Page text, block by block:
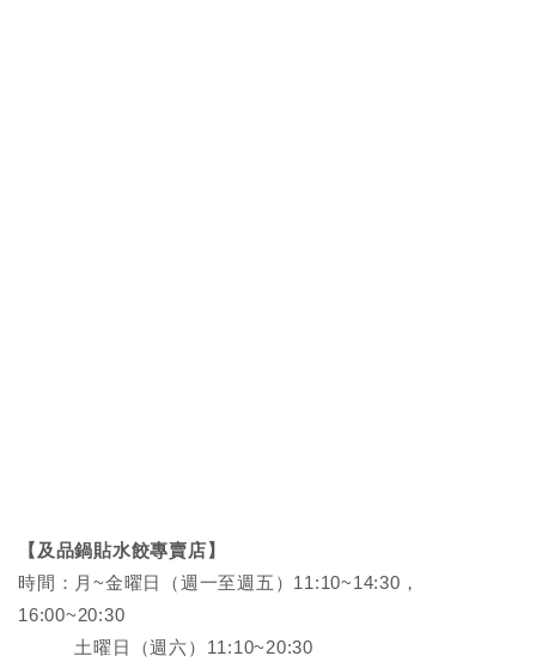
【及品鍋貼水餃專賣店】
時間：月~金曜日（週一至週五）11:10~14:30，
16:00~20:30
土曜日（週六）11:10~20:30